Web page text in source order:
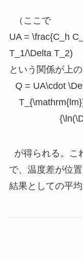
（ここで
UA = \frac{C_h
T_1/\Delta T_2)
という関係が上
Q = UA\cdot
が得られる。こ
で、温度差が位
結果としての平